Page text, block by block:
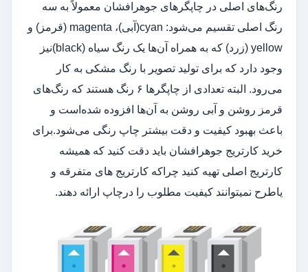
رنگ‌های اصلی در چاپگرهای جوهرافشان معمولاً به سه
رنگ اصلی تقسیم می‌شود: cyan(آبی)، magenta (قرمز) و
yellow (زرد) که به همراه آن‌ها یک رنگ سیاه (black)نیز
وجود دارد که برای تولید تصویر با رنگ مشکی به کار
می‌رود. البته تعدادی از چاپگرها ۶ رنگ هستند که رنگ‌های
قرمز روشن و آبی روشن به آن‌ها افزوده شده‌است و
باعث بهبود کیفیت و دقت بیشتر چاپ رنگی می‌شود.برای
خرید کارتریج جوهرافشان باید دقت کنید که همیشه
کارتریج اصلی تهیه کنید چراکه کارتریج های متفرقه و
یاطرح نمیتوانند کیفیت مطلوب را درچاپ ارائه دهند.